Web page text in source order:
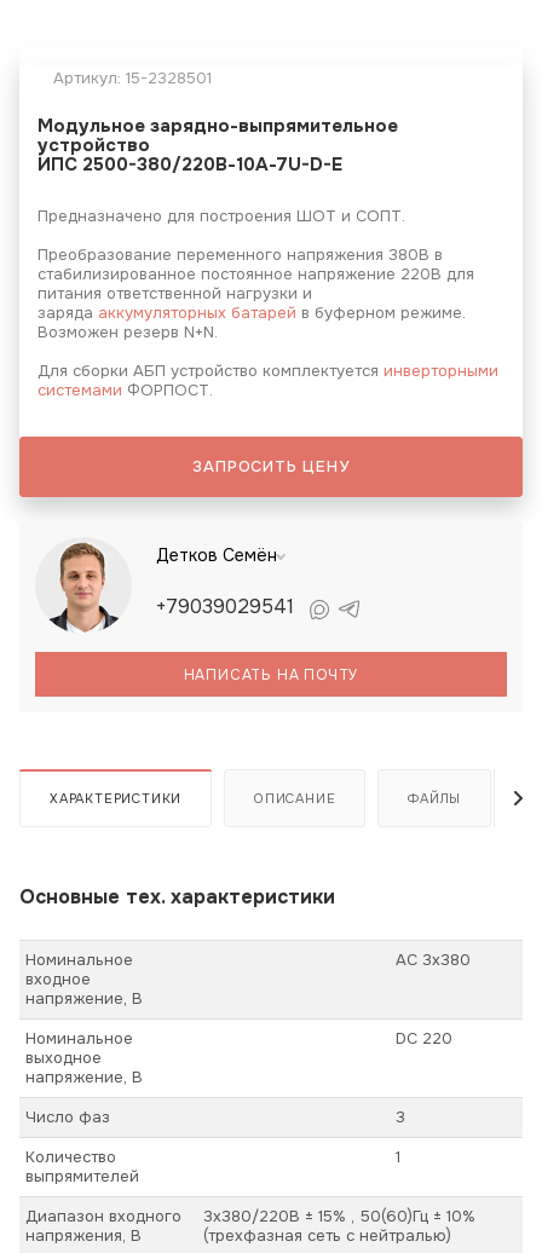
Артикул: 15-2328501
Модульное зарядно-выпрямительное
устройство
ИПС 2500-380/220В-10А-7U-D-Е
Предназначено для построения ШОТ и СОПТ.
Преобразование переменного напряжения 380В в
стабилизированное постоянное напряжение 220В для
питания ответственной нагрузки и
заряда аккумуляторных батарей в буферном режиме.
Возможен резерв N+N.
Для сборки АБП устройство комплектуется инверторными
системами ФОРПОСТ.
ЗАПРОСИТЬ ЦЕНУ
Детков Семён
+79039029541
НАПИСАТЬ НА ПОЧТУ
ХАРАКТЕРИСТИКИ ОПИСАНИЕ ФАЙЛЫ
Основные тех. характеристики
Номинальное
входное
напряжение, В
АС 3х380
Номинальное
выходное
напряжение, В
DC 220
Число фаз
3
Количество
выпрямителей
1
Диапазон входного
напряжения, В
3х380/220В ± 15% , 50(60)Гц ± 10%
(трехфазная сеть с нейтралью)